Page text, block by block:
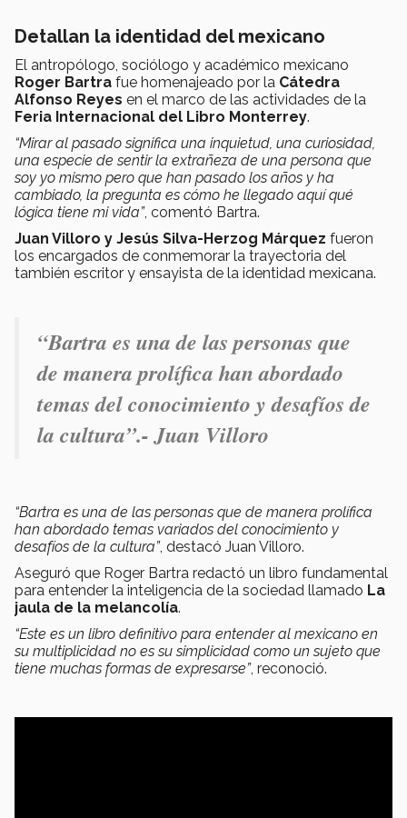
Detallan la identidad del mexicano
El antropólogo, sociólogo y académico mexicano
Roger Bartra fue homenajeado por la Cátedra
Alfonso Reyes en el marco de las actividades de la
Feria Internacional del Libro Monterrey.
“Mirar al pasado significa una inquietud, una curiosidad,
una especie de sentir la extrañeza de una persona que
soy yo mismo pero que han pasado los años y ha
cambiado, la pregunta es cómo he llegado aquí qué
lógica tiene mi vida”, comentó Bartra.
Juan Villoro y Jesús Silva-Herzog Márquez fueron
los encargados de conmemorar la trayectoria del
también escritor y ensayista de la identidad mexicana.
“Bartra es una de las personas que
de manera prolífica han abordado
temas del conocimiento y desafíos de
la cultura”.- Juan Villoro
“Bartra es una de las personas que de manera prolífica
han abordado temas variados del conocimiento y
desafíos de la cultura”, destacó Juan Villoro.
Aseguró que Roger Bartra redactó un libro fundamental
para entender la inteligencia de la sociedad llamado La
jaula de la melancolía.
“Este es un libro definitivo para entender al mexicano en
su multiplicidad no es su simplicidad como un sujeto que
tiene muchas formas de expresarse”, reconoció.